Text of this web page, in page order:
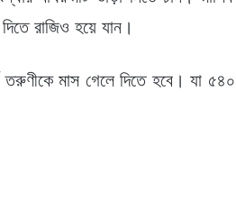
রাজিও হয়ে যান।
তরুণীকে মাস গেলে দিতে হবে। যা ৫৪০